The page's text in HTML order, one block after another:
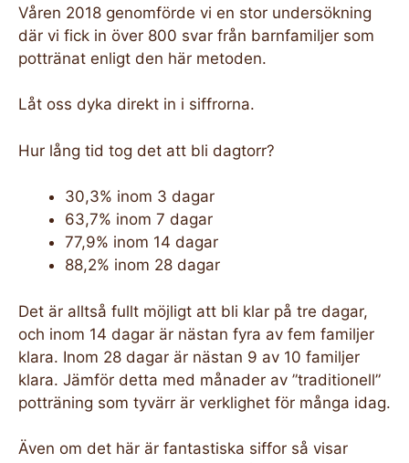
Våren 2018 genomförde vi en stor undersökning
där vi fick in över 800 svar från barnfamiljer som
pottränat enligt den här metoden.
Låt oss dyka direkt in i siffrorna.
Hur lång tid tog det att bli dagtorr?
30,3% inom 3 dagar
63,7% inom 7 dagar
77,9% inom 14 dagar
88,2% inom 28 dagar
Det är alltså fullt möjligt att bli klar på tre dagar,
och inom 14 dagar är nästan fyra av fem familjer
klara. Inom 28 dagar är nästan 9 av 10 familjer
klara. Jämför detta med månader av ”traditionell”
potträning som tyvärr är verklighet för många idag.
Även om det här är fantastiska siffor så visar